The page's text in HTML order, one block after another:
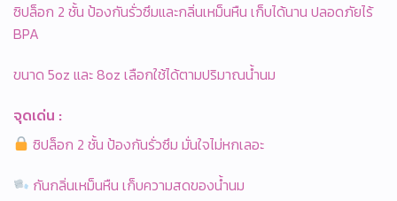
ซิปล็อก 2 ชั้น ป้องกันรั่วซึมและกลิ่นเหม็นหืน เก็บได้นาน ปลอดภัยไร้
BPA
ขนาด 5oz และ 8oz เลือกใช้ได้ตามปริมาณน้ำนม
จุดเด่น :
ซิปล็อก 2 ชั้น ป้องกันรั่วซึม มั่นใจไม่หกเลอะ
กันกลิ่นเหม็นหืน เก็บความสดของน้ำนม